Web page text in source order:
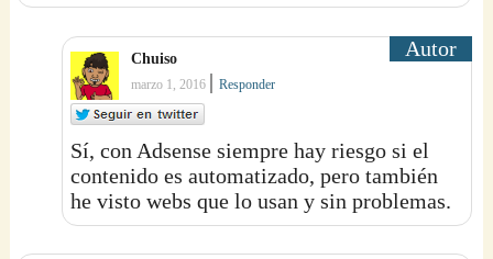
Chuiso
marzo 1, 2016 |Responder
Sí, con Adsense siempre hay riesgo si el
contenido es automatizado, pero también
he visto webs que lo usan y sin problemas.